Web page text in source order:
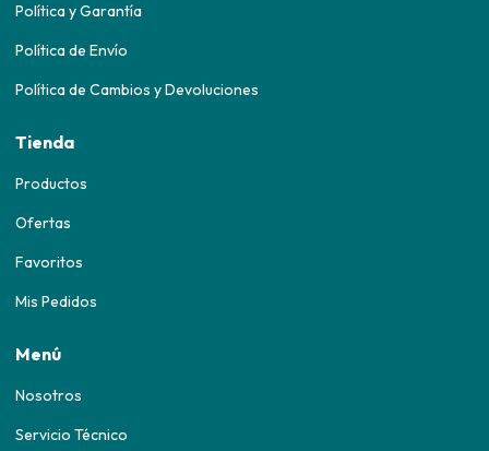
Política y Garantía
Política de Envío
Política de Cambios y Devoluciones
Tienda
Productos
Ofertas
Favoritos
Mis Pedidos
Menú
Nosotros
Servicio Técnico